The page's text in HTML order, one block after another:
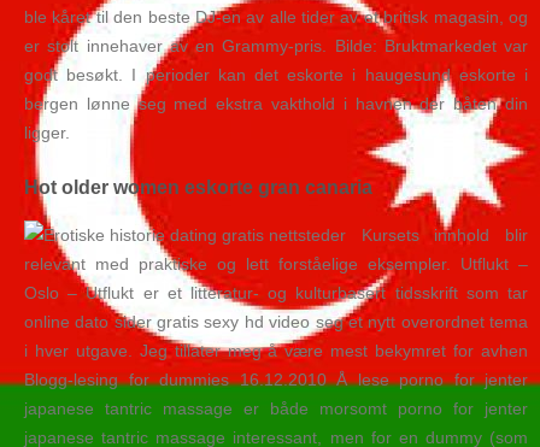
ble kåret til den beste DJ-en av alle tider av et britisk magasin, og
er stolt innehaver av en Grammy-pris. Bilde: Bruktmarkedet var
godt besøkt. I perioder kan det eskorte i haugesund eskorte i
bergen lønne seg med ekstra vakthold i havnen der båten din
ligger.
Hot older women eskorte gran canaria
Kursets innhold blir
relevant med praktiske og lett forståelige eksempler. Utflukt –
Oslo – Utflukt er et litteratur- og kulturbasert tidsskrift som tar
online dato sider gratis sexy hd video seg et nytt overordnet tema
i hver utgave. Jeg tillater meg å være mest bekymret for avhen
Blogg-lesing for dummies 16.12.2010 Å lese porno for jenter
japanese tantric massage er både morsomt porno for jenter
japanese tantric massage interessant, men for en dummy (som